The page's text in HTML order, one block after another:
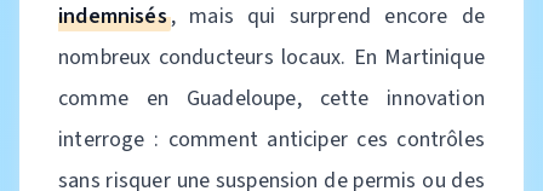
indemnisés, mais qui surprend encore de
nombreux conducteurs locaux. En Martinique
comme en Guadeloupe, cette innovation
interroge : comment anticiper ces contrôles
sans risquer une suspension de permis ou des